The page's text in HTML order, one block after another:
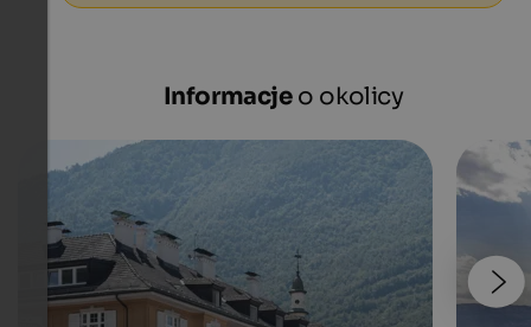
Informacjeo okolicy